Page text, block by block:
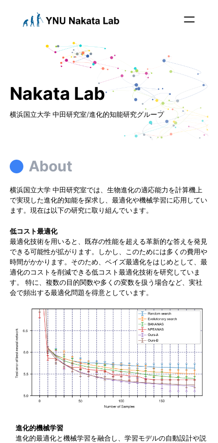
Nakata Lab
横浜国立大学 中田研究室/進化的知能研究グループ
About
横浜国立大学 中田研究室では、生物進化の適応能力を計算機上
で実現した進化的知能を探求し、最適化や機械学習に応用してい
ます。現在は以下の研究に取り組んでいます。
低コスト最適化
最適化技術を用いると、既存の性能を超える革新的な答えを発見
できる可能性が拡がります。しかし、このためには多くの費用や
時間がかかります。そのため、ベイズ最適化をはじめとして、最
適化のコストを削減できる低コスト最適化技術を研究していま
す。 特に、複数の目的関数や多くの変数を扱う場合など、実社
会で頻出する最適化問題を得意としています。
進化的機械学習
進化的最適化と機械学習を融合し、学習モデルの自動設計や説